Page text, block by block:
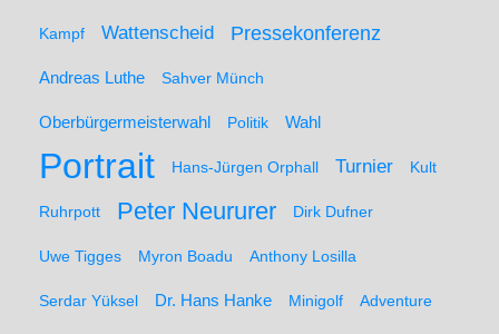
Kampf Wattenscheid Pressekonferenz
Andreas Luthe Sahver Münch
Oberbürgermeisterwahl Politik Wahl
Portrait Hans-Jürgen Orphall Turnier Kult
Ruhrpott Peter Neururer Dirk Dufner
Uwe Tigges Myron Boadu Anthony Losilla
Serdar Yüksel Dr. Hans Hanke Minigolf Adventure